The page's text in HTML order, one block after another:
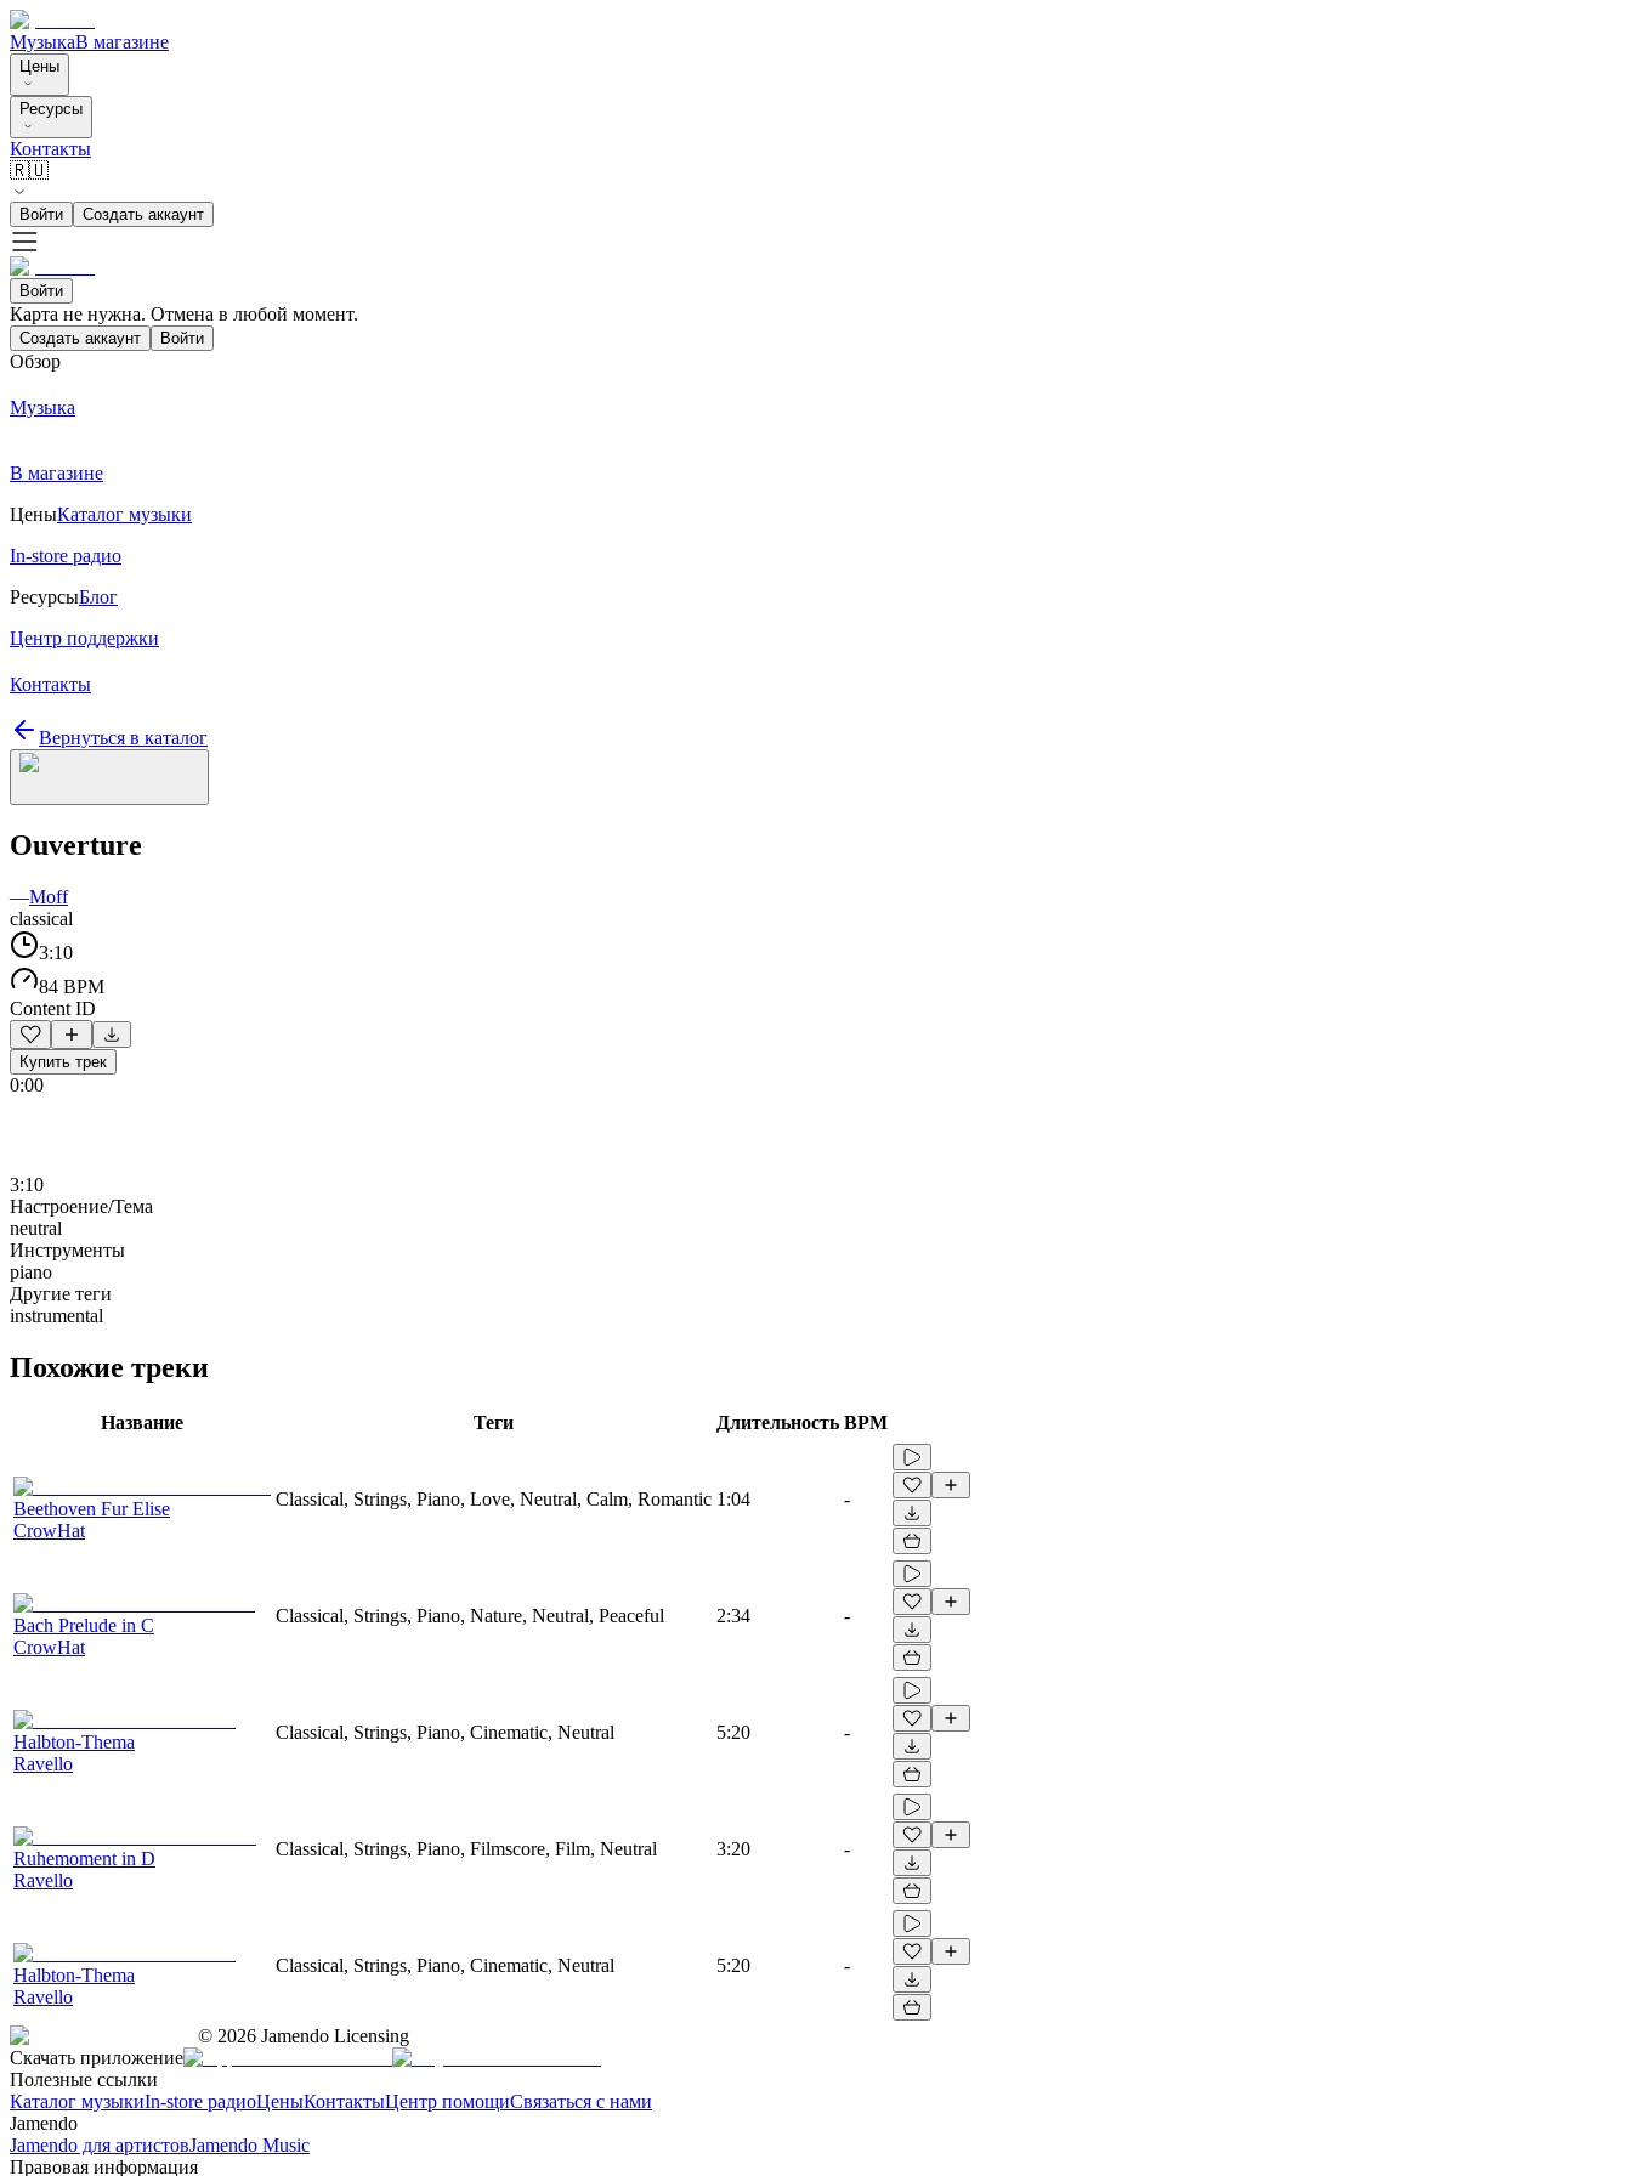
МузыкаВ магазине
Цены
Ресурсы
Контакты
🇷🇺
Войти Создать аккаунт
Войти
Карта не нужна. Отмена в любой момент.
Создать аккаунт Войти
Обзор
Музыка
В магазине
ЦеныКаталог музыки
In-store радио
РесурсыБлог
Центр поддержки
Контакты
Вернуться в каталог
Ouverture
—Moff
classical
3:10
84 BPM
Content ID
Купить трек
0:00
3:10
Настроение/Тема
neutral
Инструменты
piano
Другие теги
instrumental
Похожие треки
Название Теги Длительность BPM
Beethoven Fur Elise
CrowHat
Classical, Strings, Piano, Love, Neutral, Calm, Romantic 1:04 -
Bach Prelude in C
CrowHat
Classical, Strings, Piano, Nature, Neutral, Peaceful 2:34 -
Halbton-Thema
Ravello
Classical, Strings, Piano, Cinematic, Neutral 5:20 -
Ruhemoment in D
Ravello
Classical, Strings, Piano, Filmscore, Film, Neutral 3:20 -
Halbton-Thema
Ravello
Classical, Strings, Piano, Cinematic, Neutral 5:20 -
© 2026 Jamendo Licensing
Скачать приложение
Полезные ссылки
Каталог музыкиIn-store радиоЦеныКонтактыЦентр помощиСвязаться с нами
Jamendo
Jamendo для артистовJamendo Music
Правовая информация